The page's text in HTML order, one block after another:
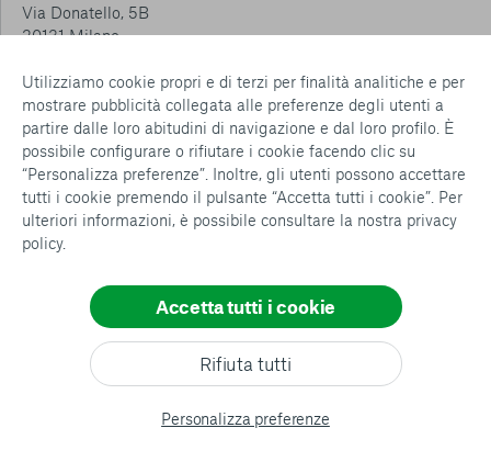
Utilizziamo cookie propri e di terzi per finalità analitiche e per
mostrare pubblicità collegata alle preferenze degli utenti a
partire dalle loro abitudini di navigazione e dal loro profilo. È
possibile configurare o rifiutare i cookie facendo clic su
“Personalizza preferenze”. Inoltre, gli utenti possono accettare
tutti i cookie premendo il pulsante “Accetta tutti i cookie”. Per
ulteriori informazioni, è possibile consultare la nostra privacy
policy.
Personalizza preferenze
Rifiuta tutti
Accetta tutti i cookie
Consenti tutti
Via Donatello, 5B
20131 Milano
CESENA – Sostegno a distanza
Via Padre Vicinio da Sarsina, 216
47521 Cesena
Tel.: 0547 360 811
Detrazioni e deduzioni fiscali sulle donazioni: cosa sapere e
come usufruirne
Whistleblowing Policy
Privacy policy
Cookie policy
Configurazione Cookies